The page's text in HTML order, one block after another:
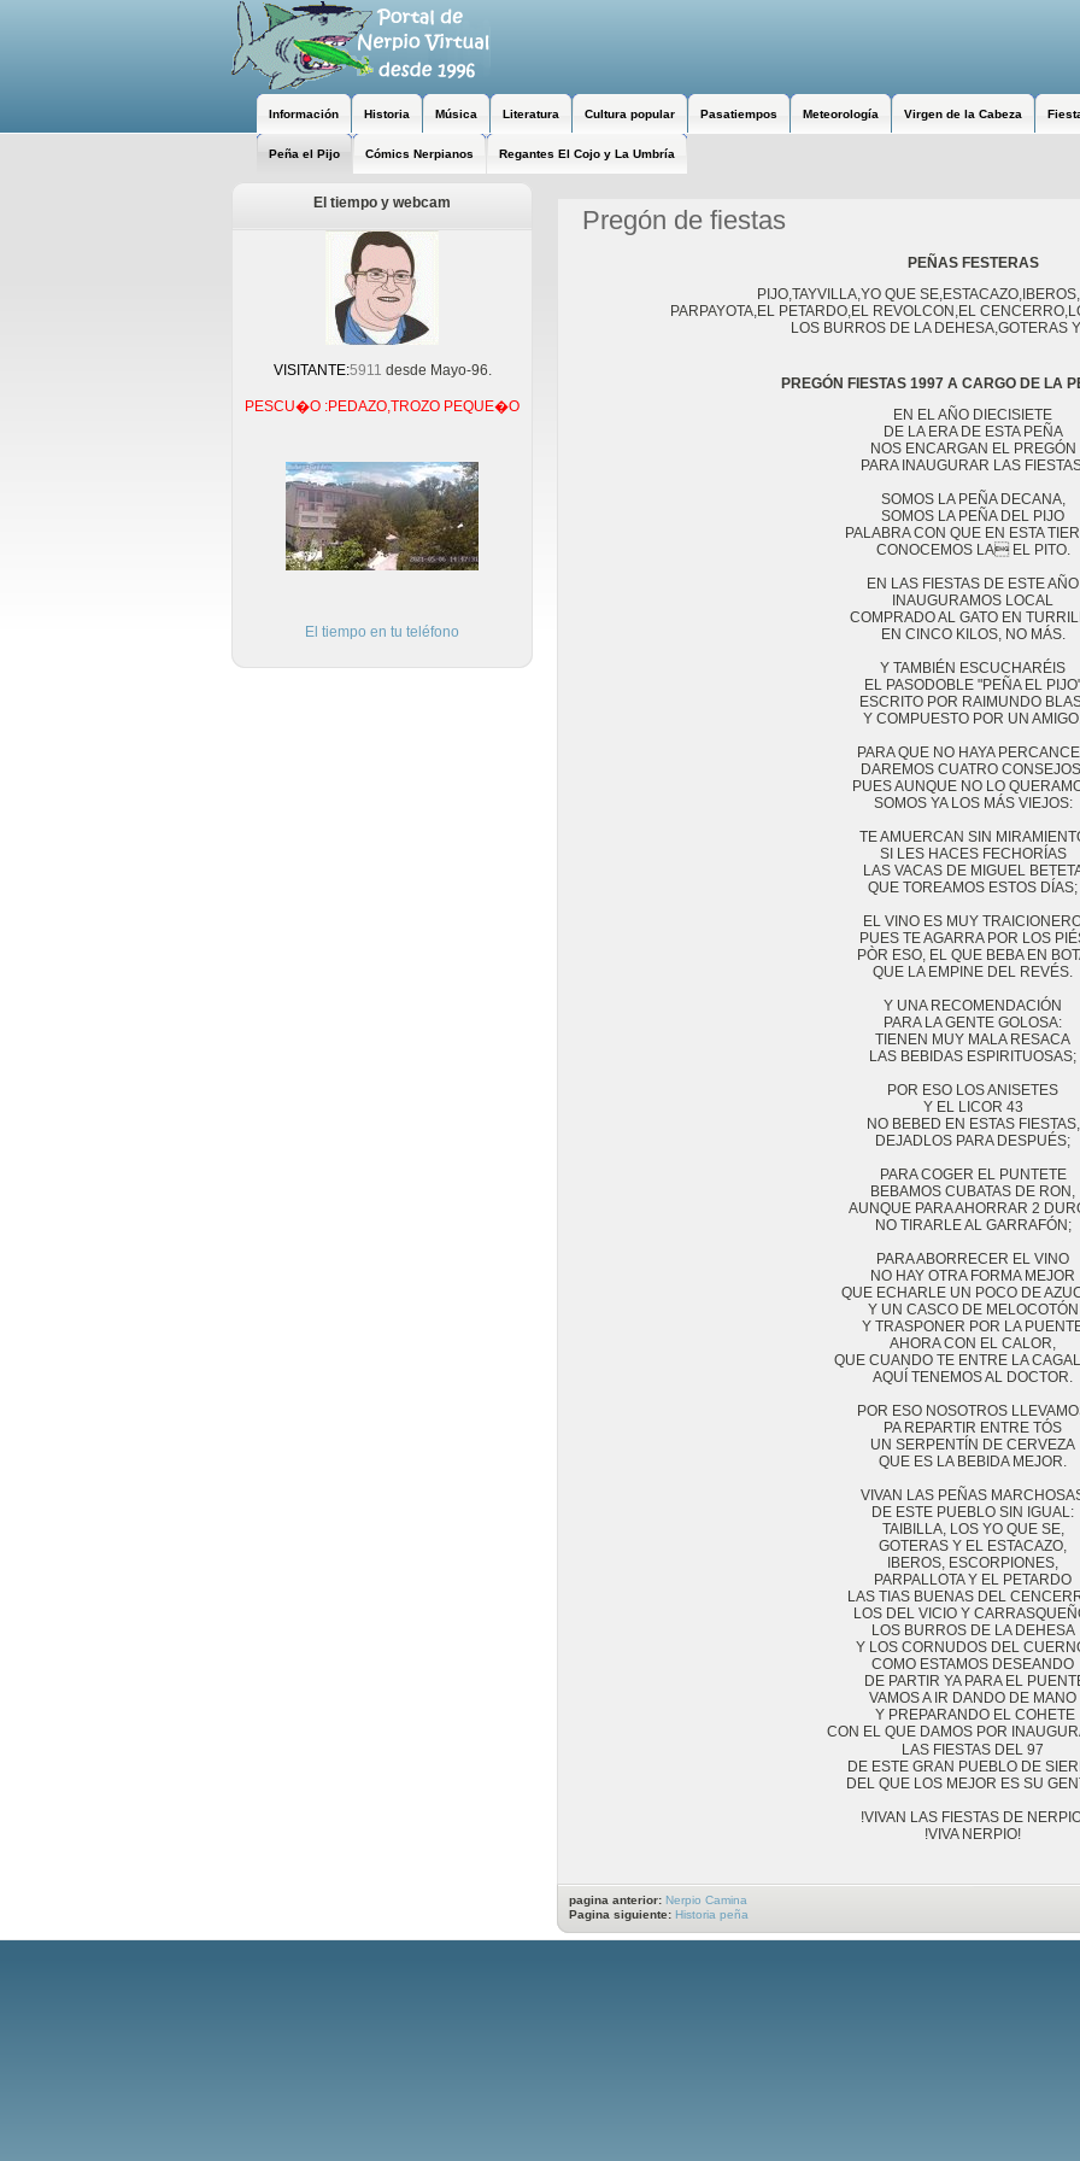
Información Historia Música Literatura Cultura popular Pasatiempos Meteorología Virgen de la Cabeza
Peña el Pijo Cómics Nerpianos Regantes El Cojo y La Umbría
El tiempo y webcam
VISITANTE:5911 desde Mayo-96.
PESCU�O :PEDAZO,TROZO PEQUE�O
El tiempo en tu teléfono
Pregón de fiestas
PEÑAS FESTERAS
PIJO,TAYVILLA,YO QUE
PARPAYOTA,EL PETARDO,EL REVOLCON,EL
LOS BURROS DE LA DEHESA,GOTERAS
PREGÓN FIESTAS 1997 A CARGO DE LA
EN EL AÑO DIECISIETE
DE LA ERA DE ESTA PEÑA
NOS ENCARGAN EL PREGÓN
PARA INAUGURAR LAS
SOMOS LA PEÑA DECANA,
SOMOS LA PEÑA DEL PIJO
PALABRA CON QUE EN ESTA
CONOCEMOS LA EL PITO.
EN LAS FIESTAS DE ESTE AÑO
INAUGURAMOS LOCAL
COMPRADO AL GATO EN
EN CINCO KILOS, NO MÁS.
Y TAMBIÉN ESCUCHARÉIS
EL PASODOBLE "PEÑA EL
ESCRITO POR RAIMUNDO
Y COMPUESTO POR UN
PARA QUE NO HAYA
DAREMOS CUATRO
PUES AUNQUE NO LO
SOMOS YA LOS MÁS VIEJOS:
TE AMUERCAN SIN
SI LES HACES FECHORÍAS
LAS VACAS DE MIGUEL
QUE TOREAMOS ESTOS DÍAS;
EL VINO ES MUY
PUES TE AGARRA POR LOS
PÒR ESO, EL QUE BEBA EN
QUE LA EMPINE DEL REVÉS.
Y UNA RECOMENDACIÓN
PARA LA GENTE GOLOSA:
TIENEN MUY MALA RESACA
LAS BEBIDAS ESPIRITUOSAS;
POR ESO LOS ANISETES
Y EL LICOR 43
NO BEBED EN ESTAS FIESTAS,
DEJADLOS PARA DESPUÉS;
PARA COGER EL PUNTETE
BEBAMOS CUBATAS DE RON,
AUNQUE PARA AHORRAR 2
NO TIRARLE AL GARRAFÓN;
PARA ABORRECER EL VINO
NO HAY OTRA FORMA MEJOR
QUE ECHARLE UN POCO DE
Y UN CASCO DE MELOCOTÓN
Y TRASPONER POR LA
AHORA CON EL CALOR,
QUE CUANDO TE ENTRE LA
AQUÍ TENEMOS AL DOCTOR.
POR ESO NOSOTROS
PA REPARTIR ENTRE TÓS
UN SERPENTÍN DE CERVEZA
QUE ES LA BEBIDA MEJOR.
VIVAN LAS PEÑAS
DE ESTE PUEBLO SIN IGUAL:
TAIBILLA, LOS YO QUE SE,
GOTERAS Y EL ESTACAZO,
IBEROS, ESCORPIONES,
PARPALLOTA Y EL PETARDO
LAS TIAS BUENAS DEL
LOS DEL VICIO Y
LOS BURROS DE LA DEHESA
Y LOS CORNUDOS DEL
COMO ESTAMOS DESEANDO
DE PARTIR YA PARA EL
VAMOS A IR DANDO DE MANO
Y PREPARANDO EL COHETE
CON EL QUE DAMOS POR
LAS FIESTAS DEL 97
DE ESTE GRAN PUEBLO DE
DEL QUE LOS MEJOR ES SU
!VIVAN LAS FIESTAS DE
!VIVA NERPIO!
pagina anterior: Nerpio Camina
Pagina siguiente: Historia peña